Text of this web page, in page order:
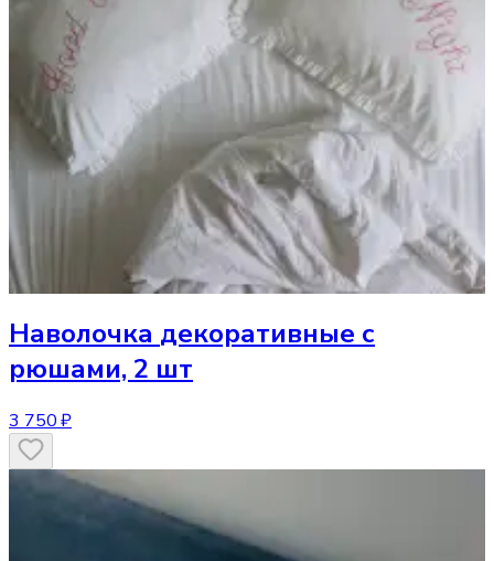
Наволочка декоративные с
рюшами, 2 шт
3 750 ₽